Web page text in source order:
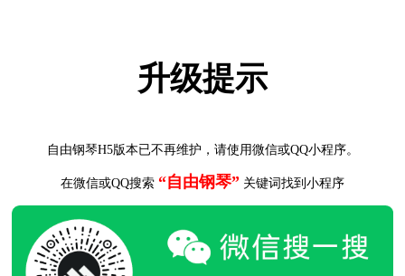
升级提示
自由钢琴H5版本已不再维护，请使用微信或QQ小程序。
在微信或QQ搜索 “自由钢琴” 关键词找到小程序